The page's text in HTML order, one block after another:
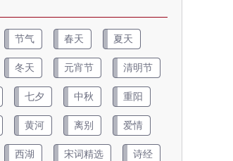
节气 春天 夏天
冬天 元宵节 清明节
七夕 中秋 重阳
黄河 离别 爱情
西湖 宋词精选 诗经